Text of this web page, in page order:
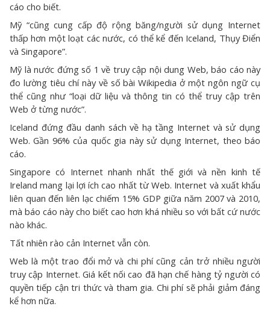
cáo cho biết.
Mỹ “cũng cung cấp độ rộng băng/người sử dụng Internet
thấp hơn một loạt các nước, có thể kể đến Iceland, Thụy Điển
và Singapore”.
Mỹ là nước đứng số 1 về truy cập nội dung Web, báo cáo này
đo lường tiêu chí này về số bài Wikipedia ở một ngôn ngữ cụ
thể cũng như “loại dữ liệu và thông tin có thể truy cập trên
Web ở từng nước”.
Iceland đứng đầu danh sách về hạ tầng Internet và sử dụng
Web. Gần 96% của quốc gia này sử dụng Internet, theo báo
cáo.
Singapore có Internet nhanh nhất thế giới và nền kinh tế
Ireland mang lại lợi ích cao nhất từ Web. Internet và xuất khẩu
liên quan đến liên lạc chiếm 15% GDP giữa năm 2007 và 2010,
mà báo cáo này cho biết cao hơn khá nhiều so với bất cứ nước
nào khác.
Tất nhiên rào cản Internet vẫn còn.
Web là một trao đổi mở và chi phí cũng cản trở nhiều người
truy cập Internet. Giá kết nối cao đã hạn chế hàng tỷ người có
quyền tiếp cận tri thức và tham gia. Chi phí sẽ phải giảm đáng
kể hơn nữa.